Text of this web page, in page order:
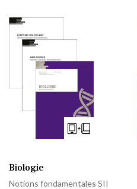
Biologie
Notions fondamentales SII